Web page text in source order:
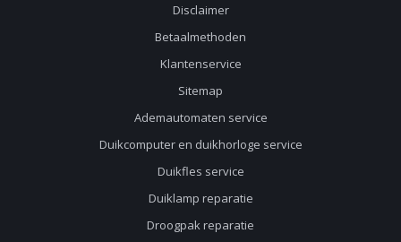
Disclaimer
Betaalmethoden
Klantenservice
Sitemap
Ademautomaten service
Duikcomputer en duikhorloge service
Duikfles service
Duiklamp reparatie
Droogpak reparatie